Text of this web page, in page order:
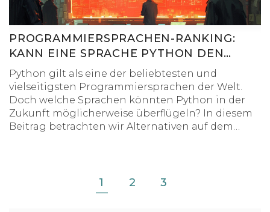
PROGRAMMIERSPRACHEN-RANKING:
KANN EINE SPRACHE PYTHON DEN
RANG ABLAUFEN?
Python gilt als eine der beliebtesten und
vielseitigsten Programmiersprachen der Welt.
Doch welche Sprachen könnten Python in der
Zukunft möglicherweise überflügeln? In diesem
Beitrag betrachten wir Alternativen auf dem
könnten. Lassen Sie uns gemeinsam
herausfinden, ob und wie Python den Thron in
1 2 3